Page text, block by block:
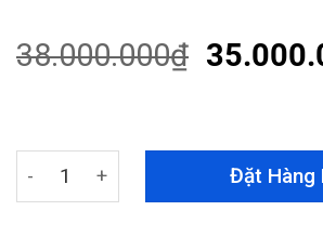
customer
ratings
38.000.000₫
Dán PPF BMW 740Li PureĐặt Hàng